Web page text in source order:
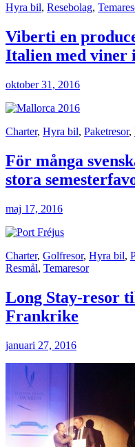
Hyra bil, Resebolag,
Viberti en
Italien med viner
oktober 31, 2016
Charter, Hyra bil, Paketresor,
För många
stora
maj 17, 2016
Charter, Golfresor, Hyra bil,
Resmål, Temaresor
Long Stay-resor
Frankrike
januari 27, 2016